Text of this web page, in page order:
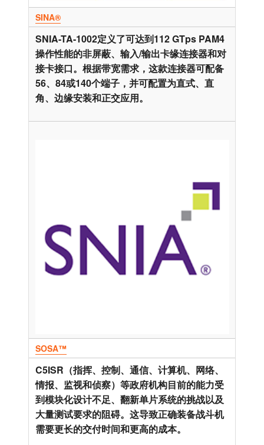
SINA®
SNIA-TA-1002定义了可达到112 GTps PAM4
操作性能的非屏蔽、输入/输出卡缘连接器和对
接卡接口。根据带宽需求，这款连接器可配备
56、84或140个端子，并可配置为直式、直
角、边缘安装和正交应用。
SOSA™
C5ISR（指挥、控制、通信、计算机、网络、
情报、监视和侦察）等政府机构目前的能力受
到模块化设计不足、翻新单片系统的挑战以及
大量测试要求的阻碍。这导致正确装备战斗机
需要更长的交付时间和更高的成本。